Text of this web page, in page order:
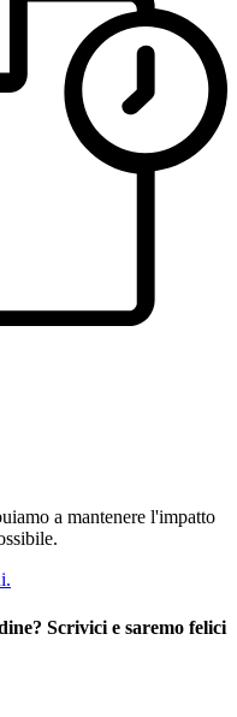
a mantenere l'impatto
Scrivici e saremo felici